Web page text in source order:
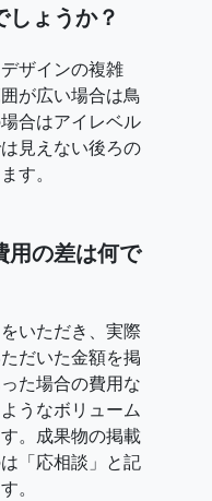
しょうか？
ザインの複雑
が広い場合は鳥
合はアイレベル
見えない後ろの
す。
用の差は何で
いただき、実際
だいた金額を掲
た場合の費用な
うなボリューム
。成果物の掲載
「応相談」と記
。